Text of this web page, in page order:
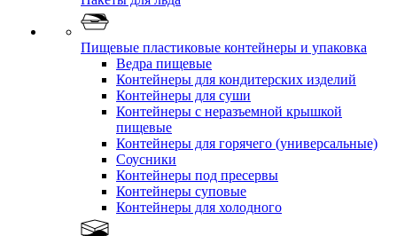
Пищевые пластиковые контейнеры и упаковка
Ведра пищевые
Контейнеры для кондитерских изделий
Контейнеры для суши
Контейнеры с неразъемной крышкой
пищевые
Контейнеры для горячего (универсальные)
Соусники
Контейнеры под пресервы
Контейнеры суповые
Контейнеры для холодного